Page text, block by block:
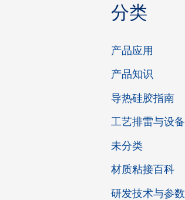
分类
产品应用
产品知识
导热硅胶指南
工艺排雷与设备
未分类
材质粘接百科
研发技术与参数